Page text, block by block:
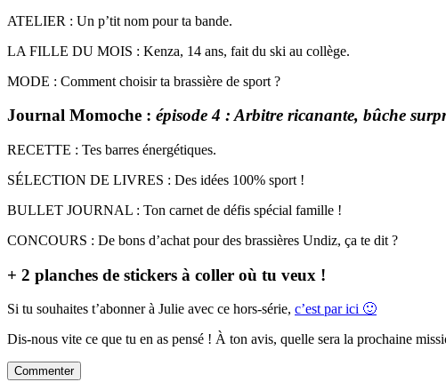
ATELIER : Un p’tit nom pour ta bande.
LA FILLE DU MOIS : Kenza, 14 ans, fait du ski au collège.
MODE : Comment choisir ta brassière de sport ?
Journal Momoche : épisode 4 : Arbitre ricanante, bûche
RECETTE : Tes barres énergétiques.
SÉLECTION DE LIVRES : Des idées 100% sport !
BULLET JOURNAL : Ton carnet de défis spécial famille !
CONCOURS : De bons d’achat pour des brassières Undiz, ça te dit ?
+ 2 planches de stickers à coller où tu veux !
Si tu souhaites t’abonner à Julie avec ce hors-série, c’est par ici 🙂
Dis-nous vite ce que tu en as pensé ! À ton avis, quelle sera la prochaine
Commenter